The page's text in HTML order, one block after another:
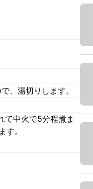
、湯切りします。
て中火で5分程煮ま
。